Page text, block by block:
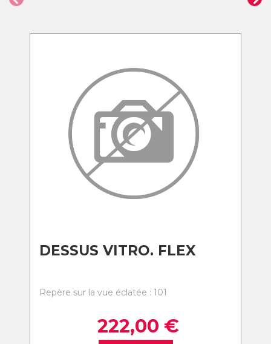
DESSUS VITRO. FLEX
Repère sur la vue éclatée : 101
222,00 €